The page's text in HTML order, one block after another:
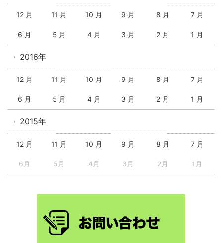
12 月 11 月 10 月 9 月 8 月 7 月
6 月 5 月 4 月 3 月 2 月 1 月
2016年
12 月 11 月 10 月 9 月 8 月 7 月
6 月 5 月 4 月 3 月 2 月 1 月
2015年
12 月 11 月 10 月 9 月 8 月 7 月
6月 5月 4月 3月 2月 1月